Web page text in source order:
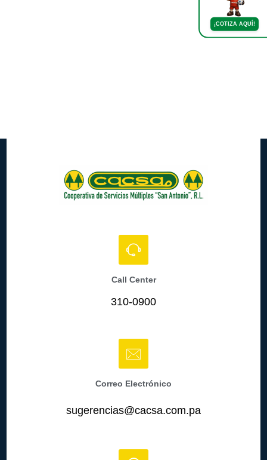
Call Center
310-0900
Correo Electrónico
sugerencias@cacsa.com.pa
¡COTIZA AQUÍ!